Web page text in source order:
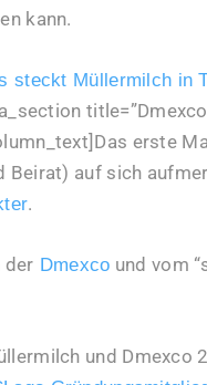
kann.
steckt Müllermilch in
erste
Beirat) auf sich
.
der Dmexco und vom
und Dmexco